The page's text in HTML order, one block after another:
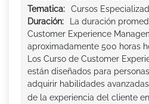
Tematica:
Cursos
Duración:
La duración
Customer Experience
aproximadamente 500 horas
Los Curso de Customer
están diseñados para
adquirir habilidades
de la experiencia del cliente